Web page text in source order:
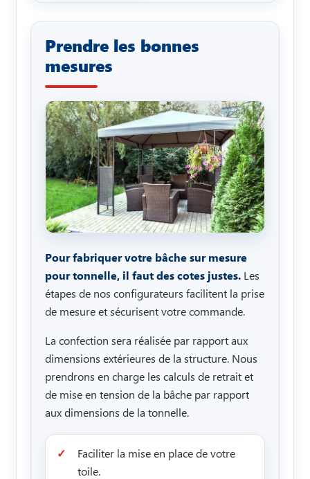
Prendre les bonnes
mesures
Pour fabriquer votre bâche sur mesure
pour tonnelle, il faut des cotes justes. Les
étapes de nos configurateurs facilitent la prise
de mesure et sécurisent votre commande.
La confection sera réalisée par rapport aux
dimensions extérieures de la structure. Nous
prendrons en charge les calculs de retrait et
de mise en tension de la bâche par rapport
aux dimensions de la tonnelle.
Faciliter la mise en place de votre
toile.